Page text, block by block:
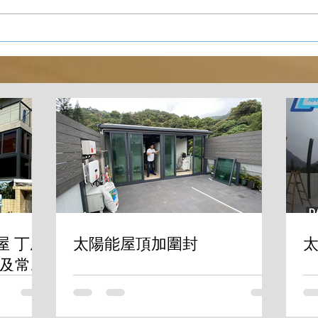
丁屋
常見
太陽能屋頂加圍封